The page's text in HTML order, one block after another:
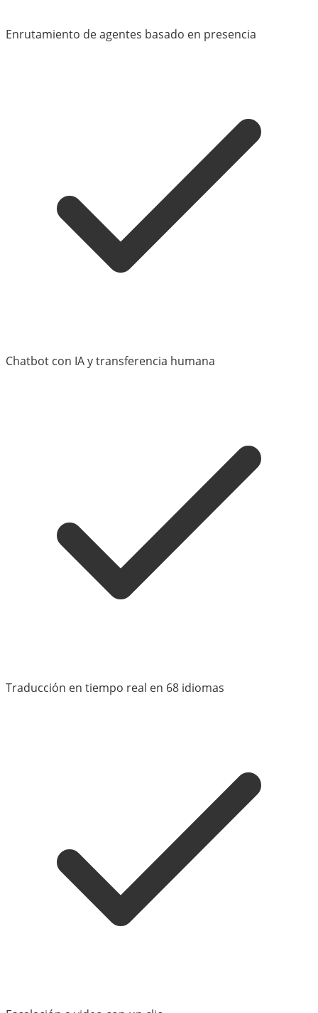
Enrutamiento de agentes basado en presencia
Chatbot con IA y transferencia humana
Traducción en tiempo real en 68 idiomas